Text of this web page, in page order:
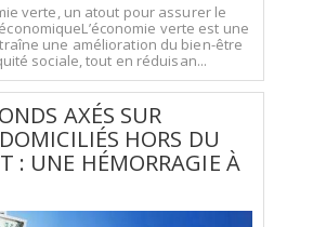
verte, un atout pour assurer le
verte est une
une amélioration du bien-être
sociale, tout en réduisan...
AXÉS SUR
HORS DU
: UNE HÉMORRAGIE À